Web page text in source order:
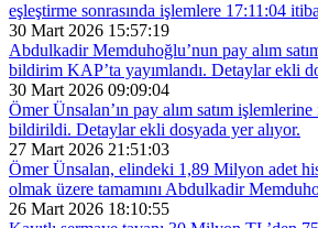
eşleştirme sonrasında işlemlere 17:11:04
30 Mart 2026 15:57:19
Abdulkadir Memduhoğlu’nun pay alım
bildirim KAP’ta yayımlandı. Detaylar ekli
30 Mart 2026 09:09:04
Ömer Ünsalan’ın pay alım satım
bildirildi. Detaylar ekli dosyada yer alıyor.
27 Mart 2026 21:51:03
Ömer Ünsalan, elindeki 1,89 Milyon adet
olmak üzere tamamını Abdulkadir
26 Mart 2026 18:10:55